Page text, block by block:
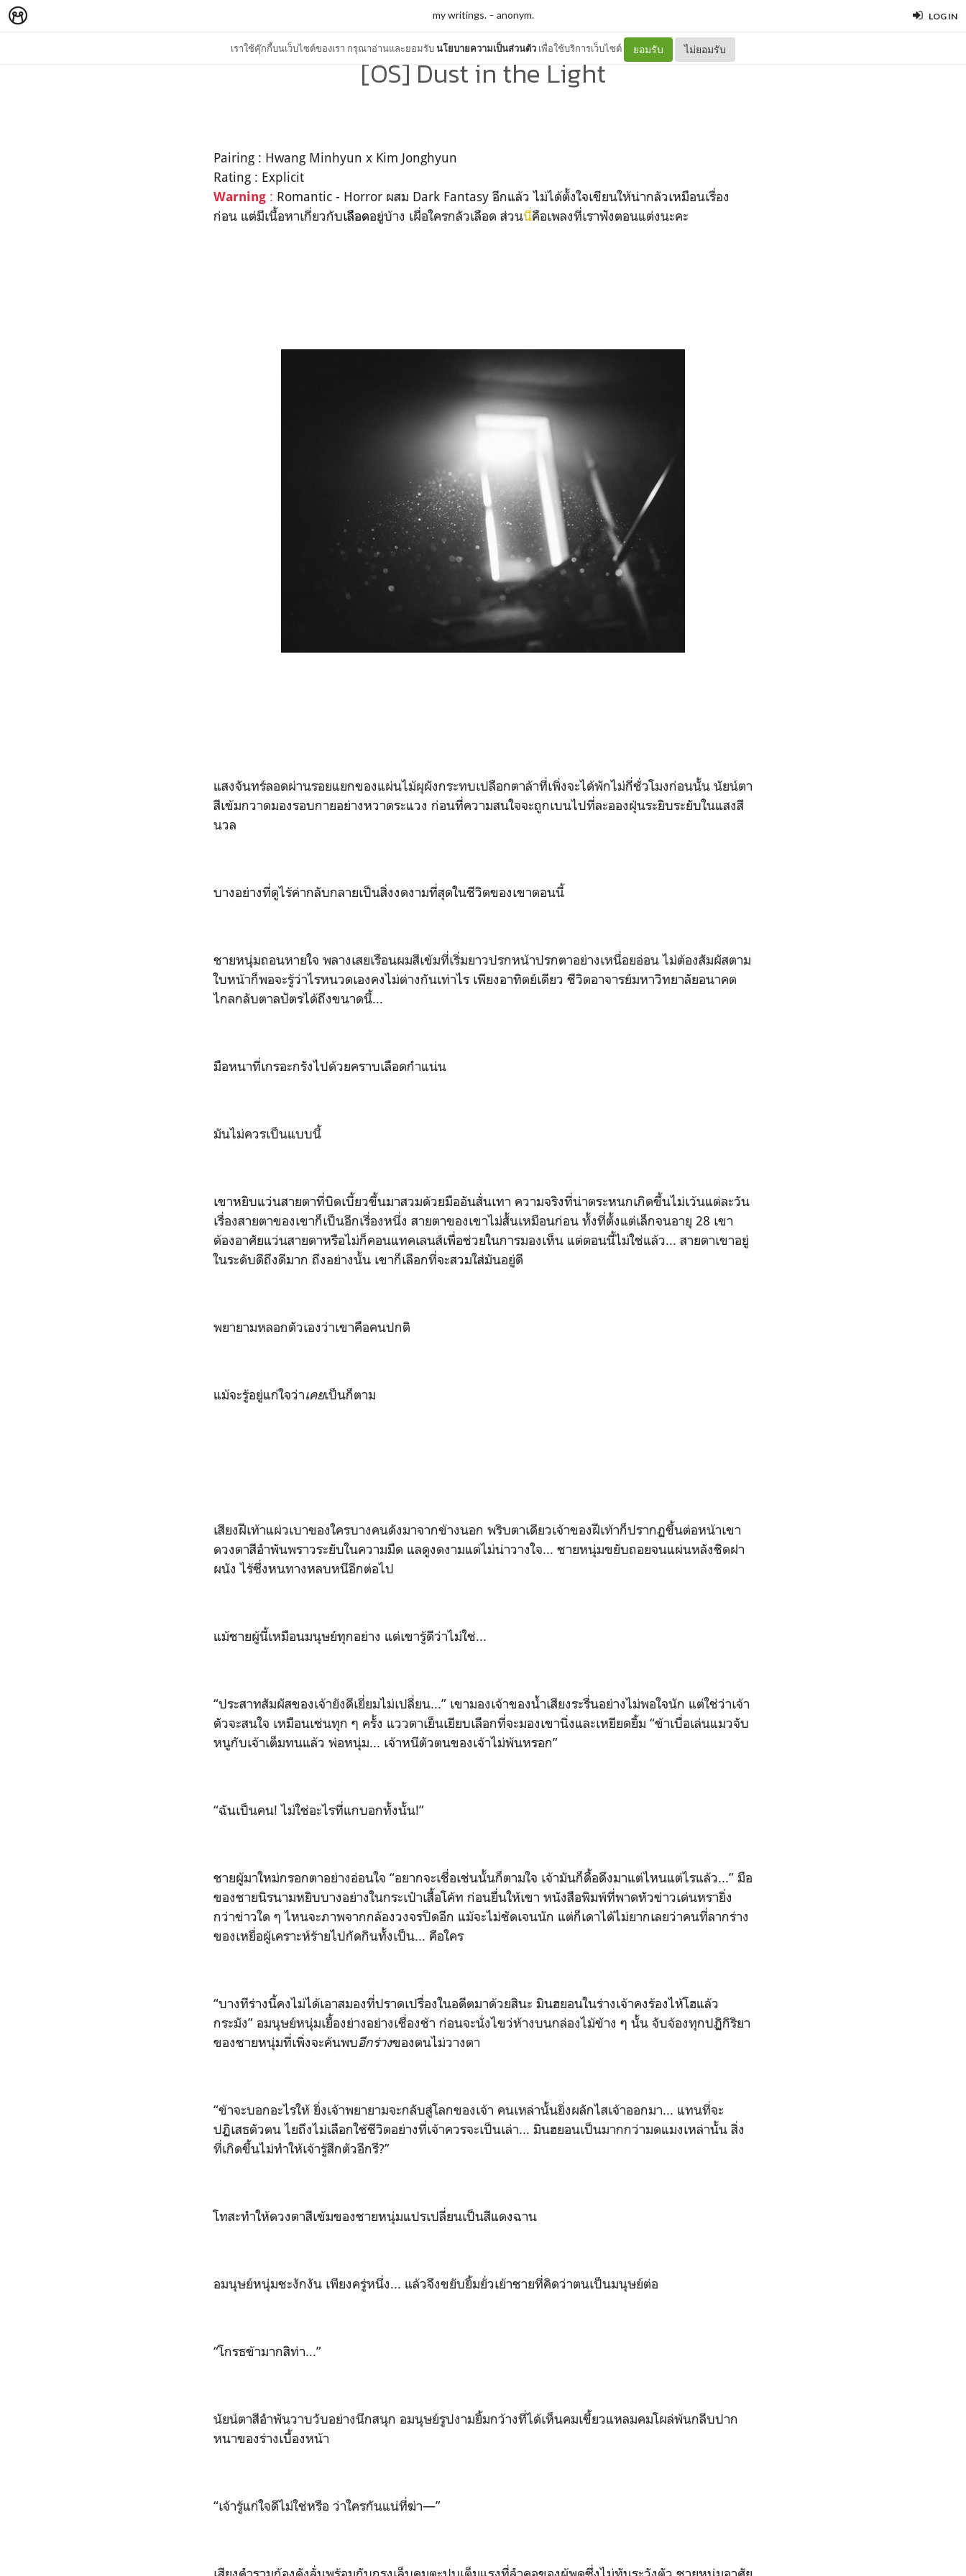
LOG IN
เราใช้คุ๊กกี้บนเว็บไซต์ของเรา กรุณาอ่านและยอมรับนโยบายความเป็นส่วนตัว เพื่อใช้บริการเว็บไซต์ ยอมรับ ไม่ยอมรับ
my writings.– anonym.
[OS] Dust in the Light
Pairing : Hwang Minhyun x Kim Jonghyun
Rating : Explicit
Warning : Romantic - Horror ผสม Dark Fantasy อีกแล้ว ไม่ได้ตั้งใจเขียนให้น่ากลัวเหมือนเรื่อง
ก่อน แต่มีเนื้อหาเกี่ยวกับเลือดอยู่บ้าง เผื่อใครกลัวเลือด ส่วนนี่คือเพลงที่เราฟังตอนแต่งนะคะ
แสงจันทร์ลอดผ่านรอยแยกของแผ่นไม้ผุผังกระทบเปลือกตาล้าที่เพิ่งจะได้พักไม่กี่ชั่วโมงก่อนนั้น นัยน์ตา
สีเข้มกวาดมองรอบกายอย่างหวาดระแวง ก่อนที่ความสนใจจะถูกเบนไปที่ละอองฝุ่นระยิบระยับในแสงสี
นวล
บางอย่างที่ดูไร้ค่ากลับกลายเป็นสิ่งงดงามที่สุดในชีวิตของเขาตอนนี้
ชายหนุ่มถอนหายใจ พลางเสยเรือนผมสีเข้มที่เริ่มยาวปรกหน้าปรกตาอย่างเหนื่อยอ่อน ไม่ต้องสัมผัสตาม
ใบหน้าก็พอจะรู้ว่าไรหนวดเองคงไม่ต่างกันเท่าไร เพียงอาทิตย์เดียว ชีวิตอาจารย์มหาวิทยาลัยอนาคต
ไกลกลับตาลปัตรได้ถึงขนาดนี้...
มือหนาที่เกรอะกรังไปด้วยคราบเลือดกำแน่น
มันไม่ควรเป็นแบบนี้
เขาหยิบแว่นสายตาที่บิดเบี้ยวขึ้นมาสวมด้วยมืออันสั่นเทา ความจริงที่น่าตระหนกเกิดขึ้นไม่เว้นแต่ละวัน
เรื่องสายตาของเขาก็เป็นอีกเรื่องหนึ่ง สายตาของเขาไม่สั้นเหมือนก่อน ทั้งที่ตั้งแต่เล็กจนอายุ 28 เขา
ต้องอาศัยแว่นสายตาหรือไม่ก็คอนแทคเลนส์เพื่อช่วยในการมองเห็น แต่ตอนนี้ไม่ใช่แล้ว... สายตาเขาอยู่
ในระดับดีถึงดีมาก ถึงอย่างนั้น เขาก็เลือกที่จะสวมใส่มันอยู่ดี
พยายามหลอกตัวเองว่าเขาคือคนปกติ
แม้จะรู้อยู่แก่ใจว่าเคยเป็นก็ตาม
เสียงฝีเท้าแผ่วเบาของใครบางคนดังมาจากข้างนอก พริบตาเดียวเจ้าของฝีเท้าก็ปรากฏขึ้นต่อหน้าเขา
ดวงตาสีอำพันพราวระยับในความมืด แลดูงดงามแต่ไม่น่าวางใจ... ชายหนุ่มขยับถอยจนแผ่นหลังชิดฝา
ผนัง ไร้ซึ่งหนทางหลบหนีอีกต่อไป
แม้ชายผู้นี้เหมือนมนุษย์ทุกอย่าง แต่เขารู้ดีว่าไม่ใช่...
“ประสาทสัมผัสของเจ้ายังดีเยี่ยมไม่เปลี่ยน...” เขามองเจ้าของน้ำเสียงระรื่นอย่างไม่พอใจนัก แต่ใช่ว่าเจ้า
ตัวจะสนใจ เหมือนเช่นทุก ๆ ครั้ง แววตาเย็นเยียบเลือกที่จะมองเขานิ่งและเหยียดยิ้ม “ข้าเบื่อเล่นแมวจับ
หนูกับเจ้าเต็มทนแล้ว พ่อหนุ่ม... เจ้าหนีตัวตนของเจ้าไม่พ้นหรอก”
“ฉันเป็นคน! ไม่ใช่อะไรที่แกบอกทั้งนั้น!”
ชายผู้มาใหม่กรอกตาอย่างอ่อนใจ “อยากจะเชื่อเช่นนั้นก็ตามใจ เจ้ามันก็ดื้อดึงมาแต่ไหนแต่ไรแล้ว...” มือ
ของชายนิรนามหยิบบางอย่างในกระเป๋าเสื้อโค้ท ก่อนยื่นให้เขา หนังสือพิมพ์ที่พาดหัวข่าวเด่นหรายิ่ง
กว่าข่าวใด ๆ ไหนจะภาพจากกล้องวงจรปิดอีก แม้จะไม่ชัดเจนนัก แต่ก็เดาได้ไม่ยากเลยว่าคนที่ลากร่าง
ของเหยื่อผู้เคราะห์ร้ายไปกัดกินทั้งเป็น... คือใคร
“บางทีร่างนี้คงไม่ได้เอาสมองที่ปราดเปรื่องในอดีตมาด้วยสินะ มินฮยอนในร่างเจ้าคงร้องไห้โฮแล้ว
กระมัง” อมนุษย์หนุ่มเยื้องย่างอย่างเชื่องช้า ก่อนจะนั่งไขว่ห้างบนกล่องไม้ข้าง ๆ นั้น จับจ้องทุกปฏิกิริยา
ของชายหนุ่มที่เพิ่งจะค้นพบอีกร่างของตนไม่วางตา
“ข้าจะบอกอะไรให้ ยิ่งเจ้าพยายามจะกลับสู่โลกของเจ้า คนเหล่านั้นยิ่งผลักไสเจ้าออกมา... แทนที่จะ
ปฏิเสธตัวตน ไยถึงไม่เลือกใช้ชีวิตอย่างที่เจ้าควรจะเป็นเล่า... มินฮยอนเป็นมากกว่ามดแมงเหล่านั้น สิ่ง
ที่เกิดขึ้นไม่ทำให้เจ้ารู้สึกตัวอีกรึ?”
โทสะทำให้ดวงตาสีเข้มของชายหนุ่มแปรเปลี่ยนเป็นสีแดงฉาน
อมนุษย์หนุ่มชะงักงัน เพียงครู่หนึ่ง... แล้วจึงขยับยิ้มยั่วเย้าชายที่คิดว่าตนเป็นมนุษย์ต่อ
“โกรธข้ามากสิท่า...”
นัยน์ตาสีอำพันวาบวับอย่างนึกสนุก อมนุษย์รูปงามยิ้มกว้างที่ได้เห็นคมเขี้ยวแหลมคมโผล่พ้นกลีบปาก
หนาของร่างเบื้องหน้า
“เจ้ารู้แก่ใจดีไม่ใช่หรือ ว่าใครกันแน่ที่ฆ่า—”